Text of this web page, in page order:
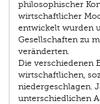
philosophischer
wirtschaftlicher
entwickelt wurden
Gesellschaften zu
veränderten.
Die verschiedenen
wirtschaftlichen,
niedergeschlagen.
unterschiedlichen